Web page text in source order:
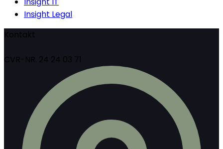
Insight Legal
Kontakt
CVR-NR. 24 24 03 71